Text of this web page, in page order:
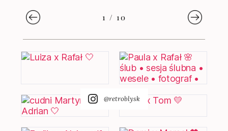
1 / 10
@retroblysk